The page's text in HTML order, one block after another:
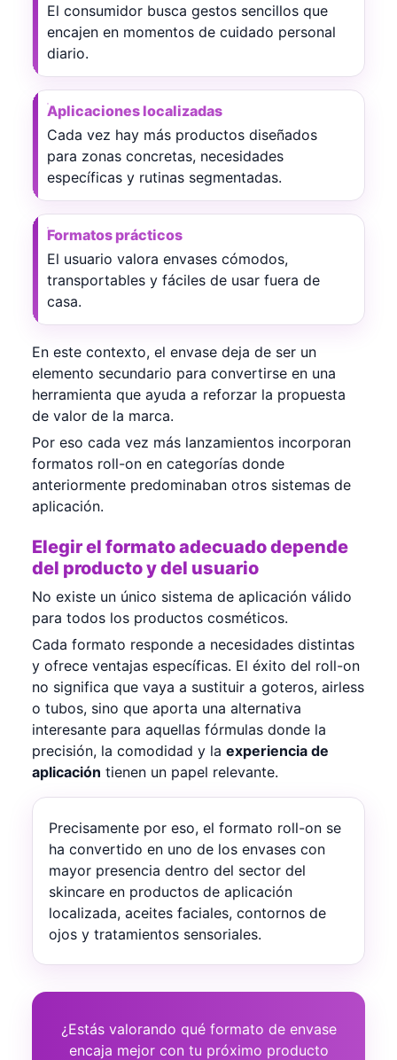
El consumidor busca gestos sencillos que
encajen en momentos de cuidado personal
diario.
Aplicaciones localizadas
Cada vez hay más productos diseñados
para zonas concretas, necesidades
específicas y rutinas segmentadas.
Formatos prácticos
El usuario valora envases cómodos,
transportables y fáciles de usar fuera de
casa.
En este contexto, el envase deja de ser un
elemento secundario para convertirse en una
herramienta que ayuda a reforzar la propuesta
de valor de la marca.
Por eso cada vez más lanzamientos incorporan
formatos roll-on en categorías donde
anteriormente predominaban otros sistemas de
aplicación.
Elegir el formato adecuado depende
del producto y del usuario
No existe un único sistema de aplicación válido
para todos los productos cosméticos.
Cada formato responde a necesidades distintas
y ofrece ventajas específicas. El éxito del roll-on
no significa que vaya a sustituir a goteros, airless
o tubos, sino que aporta una alternativa
interesante para aquellas fórmulas donde la
precisión, la comodidad y la experiencia de
aplicación tienen un papel relevante.
Precisamente por eso, el formato roll-on se
ha convertido en uno de los envases con
mayor presencia dentro del sector del
skincare en productos de aplicación
localizada, aceites faciales, contornos de
ojos y tratamientos sensoriales.
¿Estás valorando qué formato de envase
encaja mejor con tu próximo producto